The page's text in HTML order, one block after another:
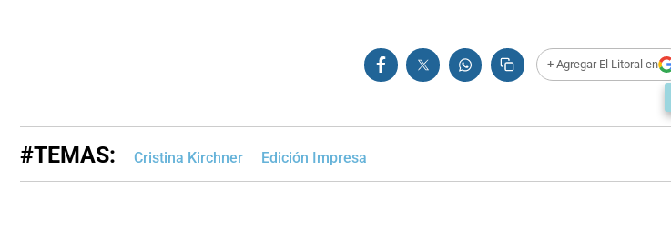
+ Agregar El Litoral en
#TEMAS: Cristina Kirchner Edición Impresa